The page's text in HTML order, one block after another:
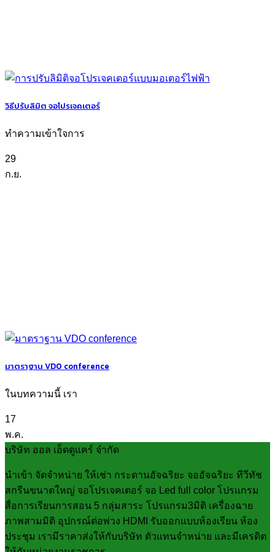
วิธีปรับลิมิต จอโปรเจคเตอร์
ทำความเข้าใจการ
29
ก.ย.
มาตราฐาน VDO conference
ในบทความนี้ เรา
17
พ.ค.
บริษัท ออล เอ็ดดูแคร์ จำกัด
นำเข้า จัดจำหน่าย ให้เช่า กระดานอัจฉริยะ จออัจฉริยะ ทีวีทัช
สกรีนขนาดใหญ่ จอโปรเจคเตอร์ จอ Led full color โปรแกรม
สื่อการเรียนการสอน 5 กลุ่มสาระ โปรแกรม3มิติ เครื่องฉาย
ภาพสามมิติ อุปกรณ์ต่อพ่วง HDMI รับออกแบบห้องเรียน ห้อง
ประชุม เรามีราคาส่งให้กับบริษัท ตัวแทนจำหน่าย และมีเครดิต